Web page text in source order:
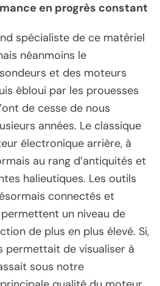
en progrès constant
spécialiste de ce matériel
néanmoins le
et des moteurs
ébloui par les prouesses
de cesse de nous
années. Le classique
électronique arrière, à
au rang d’antiquités et
halieutiques. Les outils
connectés et
un niveau de
de plus en plus élevé. Si,
permettait de visualiser à
sous notre